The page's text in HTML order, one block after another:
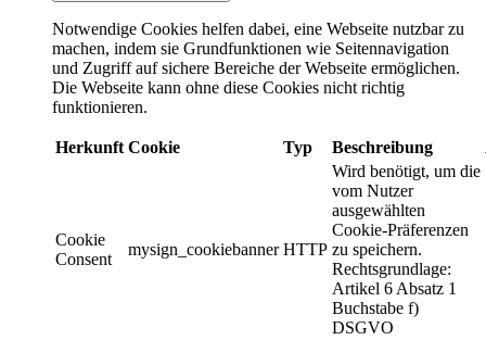
Notwendige Cookies helfen dabei, eine Webseite nutzbar zu
machen, indem sie Grundfunktionen wie Seitennavigation
und Zugriff auf sichere Bereiche der Webseite ermöglichen.
Die Webseite kann ohne diese Cookies nicht richtig
funktionieren.
Herkunft Cookie Typ Beschreibung
Cookie
Consent
mysign_cookiebanner HTTP
Wird benötigt, um die
vom Nutzer
ausgewählten
Cookie-Präferenzen
zu speichern.
Rechtsgrundlage:
Artikel 6 Absatz 1
Buchstabe f)
DSGVO